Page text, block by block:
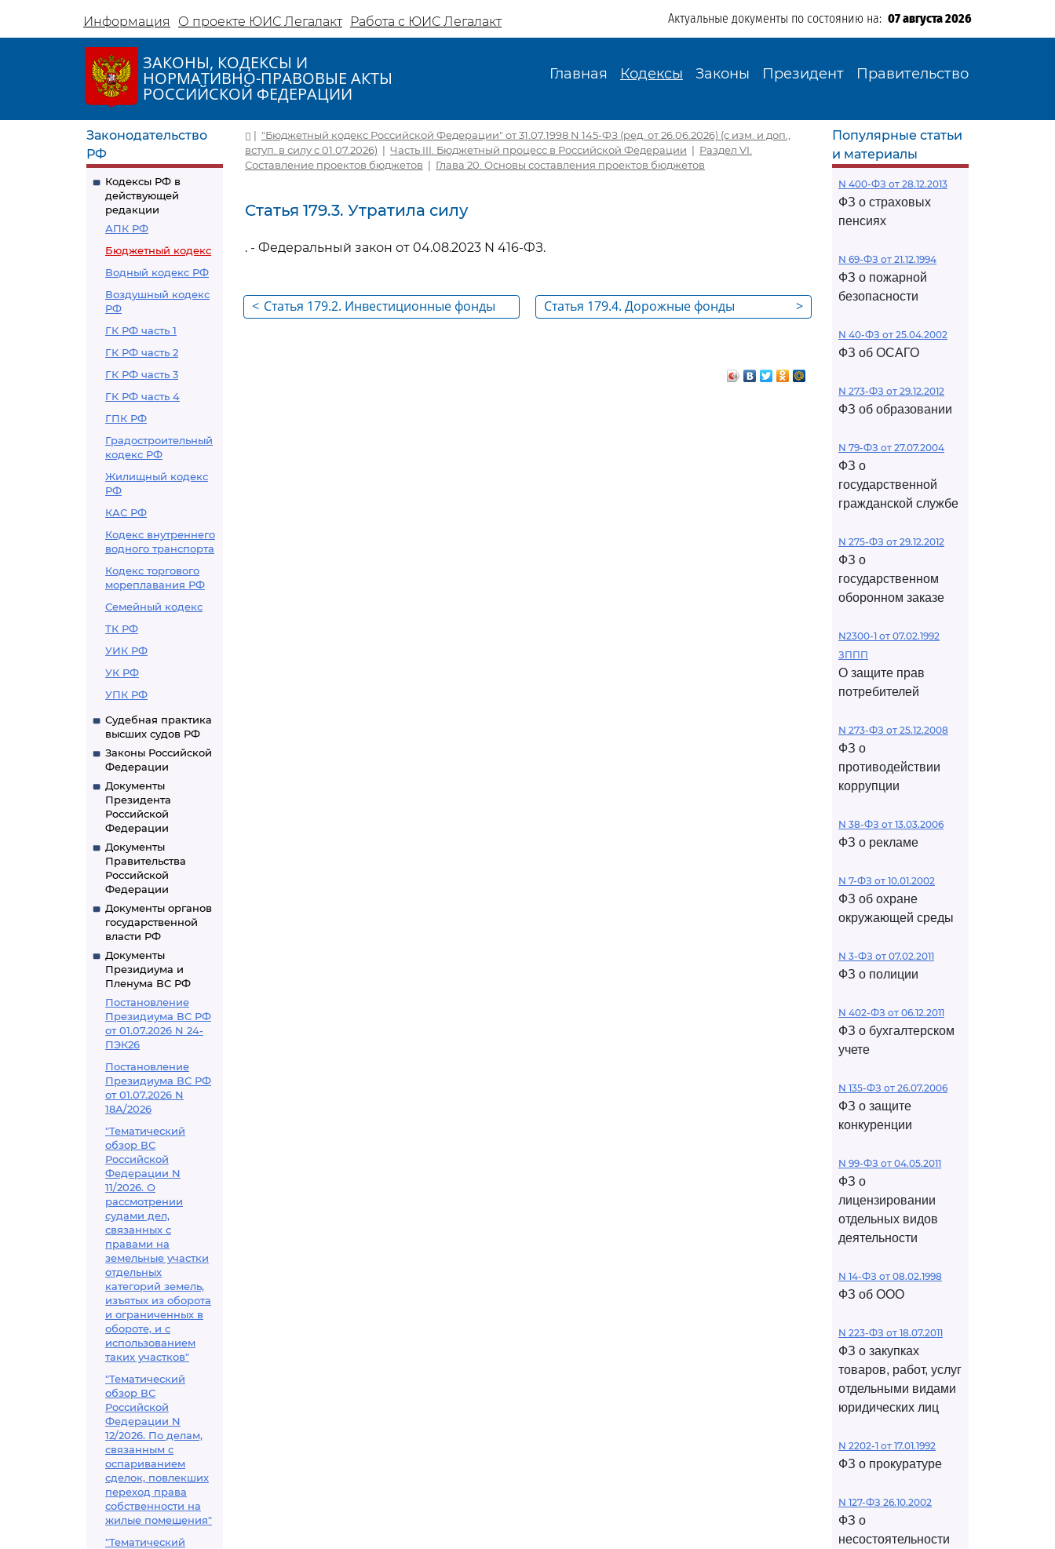
Информация О проекте ЮИС Легалакт Работа с ЮИС Легалакт Актуальные документы по состоянию на: 07 августа 2026
ЗАКОНЫ, КОДЕКСЫ И
НОРМАТИВНО-ПРАВОВЫЕ АКТЫ
РОССИЙСКОЙ ФЕДЕРАЦИИ
Главная Кодексы Законы Президент Правительство
Законодательство
РФ
Кодексы РФ в
действующей
редакции
АПК РФ
Бюджетный кодекс
Водный кодекс РФ
Воздушный кодекс
РФ
ГК РФ часть 1
ГК РФ часть 2
ГК РФ часть 3
ГК РФ часть 4
ГПК РФ
Градостроительный
кодекс РФ
Жилищный кодекс
РФ
КАС РФ
Кодекс внутреннего
водного транспорта
Кодекс торгового
мореплавания РФ
Семейный кодекс
ТК РФ
УИК РФ
УК РФ
УПК РФ
Судебная практика
высших судов РФ
Законы Российской
Федерации
Документы
Президента
Российской
Федерации
Документы
Правительства
Российской
Федерации
Документы органов
государственной
власти РФ
Документы
Президиума и
Пленума ВС РФ
Постановление
Президиума ВС РФ
от 01.07.2026 N 24-
ПЭК26
Постановление
Президиума ВС РФ
от 01.07.2026 N
18А/2026
"Тематический
обзор ВС
Российской
Федерации N
11/2026. О
рассмотрении
судами дел,
связанных с
правами на
земельные участки
отдельных
категорий земель,
изъятых из оборота
и ограниченных в
обороте, и с
использованием
таких участков"
"Тематический
обзор ВС
Российской
Федерации N
12/2026. По делам,
связанным с
оспариванием
сделок, повлекших
переход права
собственности на
жилые помещения"
"Тематический
| "Бюджетный кодекс Российской Федерации" от 31.07.1998 N 145-ФЗ (ред. от 26.06.2026) (с изм. и доп.,
вступ. в силу с 01.07.2026) | Часть III. Бюджетный процесс в Российской Федерации | Раздел VI.
Составление проектов бюджетов | Глава 20. Основы составления проектов бюджетов
Статья 179.3. Утратила силу
. - Федеральный закон от 04.08.2023 N 416-ФЗ.
< Статья 179.2. Инвестиционные фонды >
Статья 179.4. Дорожные фонды
Популярные статьи
и материалы
N 400-ФЗ от 28.12.2013
ФЗ о страховых
пенсиях
N 69-ФЗ от 21.12.1994
ФЗ о пожарной
безопасности
N 40-ФЗ от 25.04.2002
ФЗ об ОСАГО
N 273-ФЗ от 29.12.2012
ФЗ об образовании
N 79-ФЗ от 27.07.2004
ФЗ о
государственной
гражданской службе
N 275-ФЗ от 29.12.2012
ФЗ о
государственном
оборонном заказе
N2300-1 от 07.02.1992
ЗППП
О защите прав
потребителей
N 273-ФЗ от 25.12.2008
ФЗ о
противодействии
коррупции
N 38-ФЗ от 13.03.2006
ФЗ о рекламе
N 7-ФЗ от 10.01.2002
ФЗ об охране
окружающей среды
N 3-ФЗ от 07.02.2011
ФЗ о полиции
N 402-ФЗ от 06.12.2011
ФЗ о бухгалтерском
учете
N 135-ФЗ от 26.07.2006
ФЗ о защите
конкуренции
N 99-ФЗ от 04.05.2011
ФЗ о
лицензировании
отдельных видов
деятельности
N 14-ФЗ от 08.02.1998
ФЗ об ООО
N 223-ФЗ от 18.07.2011
ФЗ о закупках
товаров, работ, услуг
отдельными видами
юридических лиц
N 2202-1 от 17.01.1992
ФЗ о прокуратуре
N 127-ФЗ 26.10.2002
ФЗ о
несостоятельности